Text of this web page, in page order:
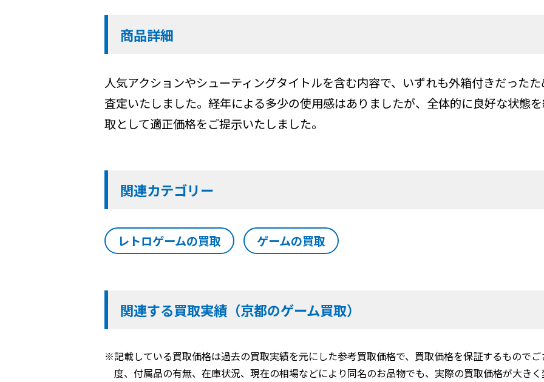
商品詳細
人気アクションやシューティングタイトルを含む内容で、いずれも外箱付きだった
査定いたしました。経年による多少の使用感はありましたが、全体的に良好な状態
取として適正価格をご提示いたしました。
関連カテゴリー
レトロゲームの買取 ゲームの買取
関連する買取実績（京都のゲーム買取）
※記載している買取価格は過去の買取実績を元にした参考買取価格で、買取価格を保証するもので
度、付属品の有無、在庫状況、現在の相場などにより同名のお品物でも、実際の買取価格が大き